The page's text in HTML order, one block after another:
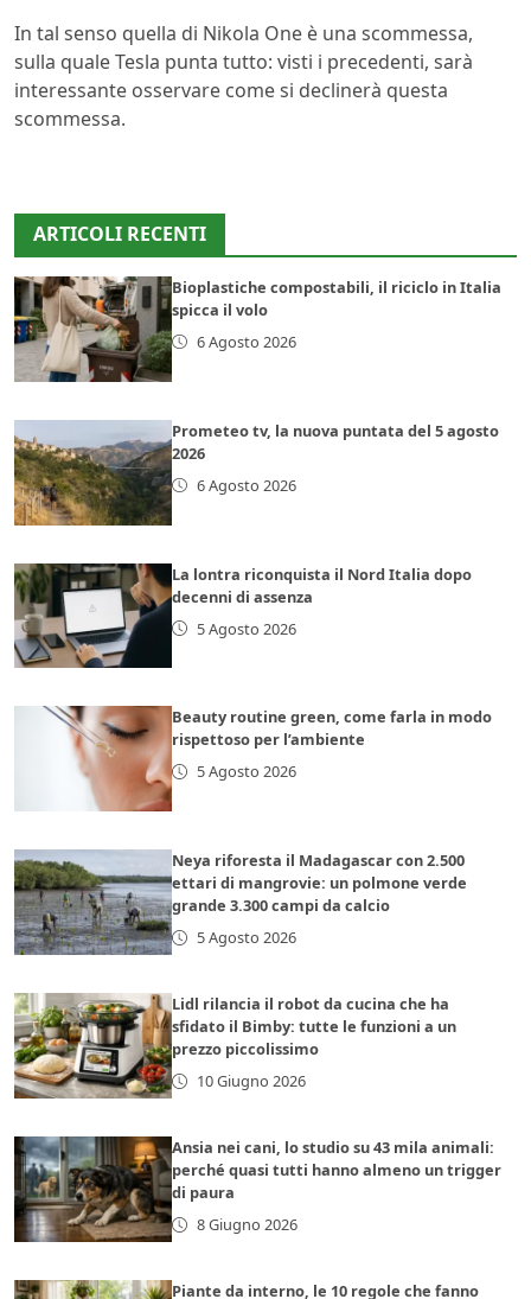
In tal senso quella di Nikola One è una scommessa,
sulla quale Tesla punta tutto: visti i precedenti, sarà
interessante osservare come si declinerà questa
scommessa.
ARTICOLI RECENTI
Bioplastiche compostabili, il riciclo in Italia
spicca il volo
6 Agosto 2026
Prometeo tv, la nuova puntata del 5 agosto
2026
6 Agosto 2026
La lontra riconquista il Nord Italia dopo
decenni di assenza
5 Agosto 2026
Beauty routine green, come farla in modo
rispettoso per l’ambiente
5 Agosto 2026
Neya riforesta il Madagascar con 2.500
ettari di mangrovie: un polmone verde
grande 3.300 campi da calcio
5 Agosto 2026
Lidl rilancia il robot da cucina che ha
sfidato il Bimby: tutte le funzioni a un
prezzo piccolissimo
10 Giugno 2026
Ansia nei cani, lo studio su 43 mila animali:
perché quasi tutti hanno almeno un trigger
di paura
8 Giugno 2026
Piante da interno, le 10 regole che fanno